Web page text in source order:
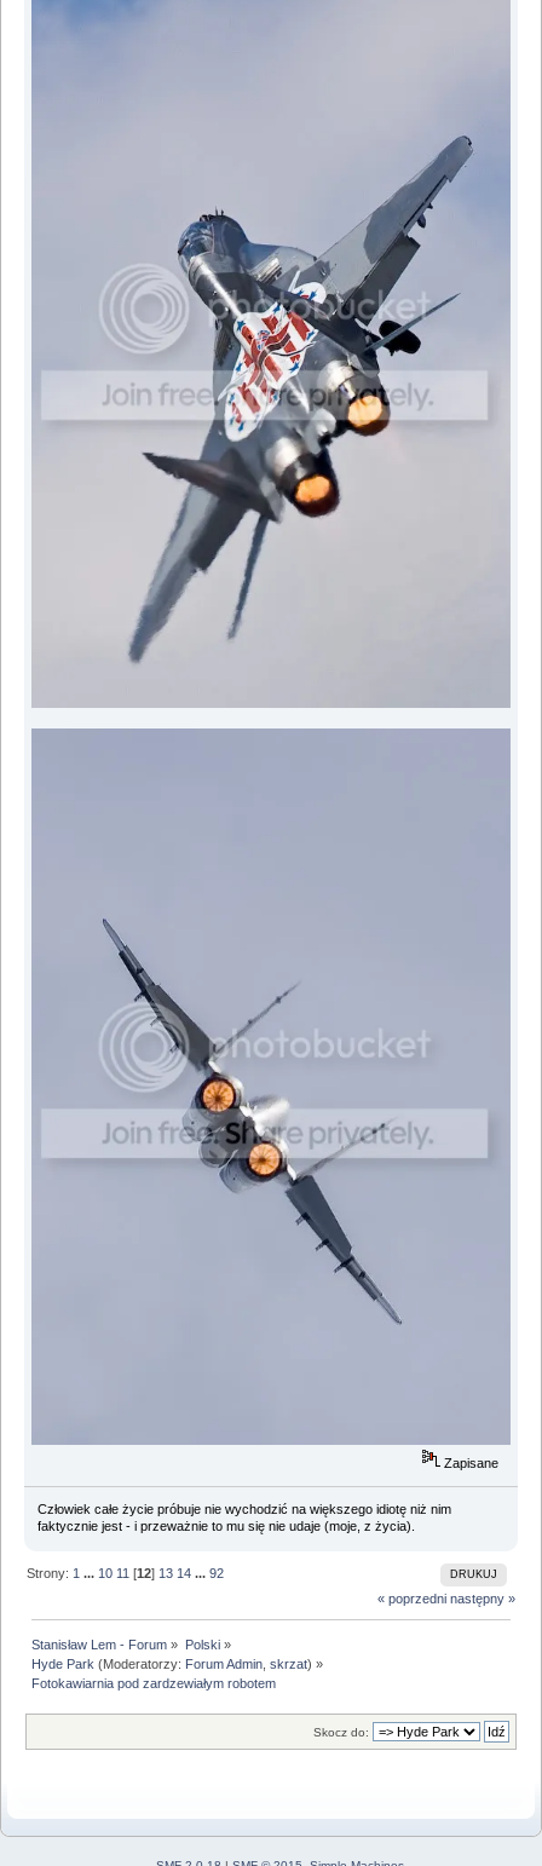
Zapisane
Człowiek całe życie próbuje nie wychodzić na większego idiotę niż nim
faktycznie jest - i przeważnie to mu się nie udaje (moje, z życia).
DRUKUJ
Strony: 1 ... 10 11 [12] 13 14 ...92
« poprzedni następny »
Stanisław Lem - Forum » Polski»
Hyde Park (Moderatorzy: Forum Admin ,skrzat) »
Fotokawiarnia pod zardzewiałym robotem
Skocz do: